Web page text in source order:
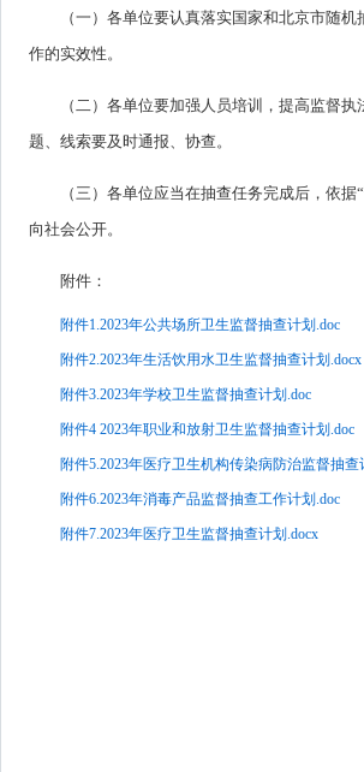
（一）各单位要认真落实国家和北京市随
作的实效性。
（二）各单位要加强人员培训，提高监督
题、线索要及时通报、协查。
（三）各单位应当在抽查任务完成后，依
向社会公开。
附件：
附件1.2023年公共场所卫生监督抽查计划.doc
附件2.2023年生活饮用水卫生监督抽查计划.docx
附件3.2023年学校卫生监督抽查计划.doc
附件4 2023年职业和放射卫生监督抽查计划.doc
附件5.2023年医疗卫生机构传染病防治监督抽查
附件6.2023年消毒产品监督抽查工作计划.doc
附件7.2023年医疗卫生监督抽查计划.docx